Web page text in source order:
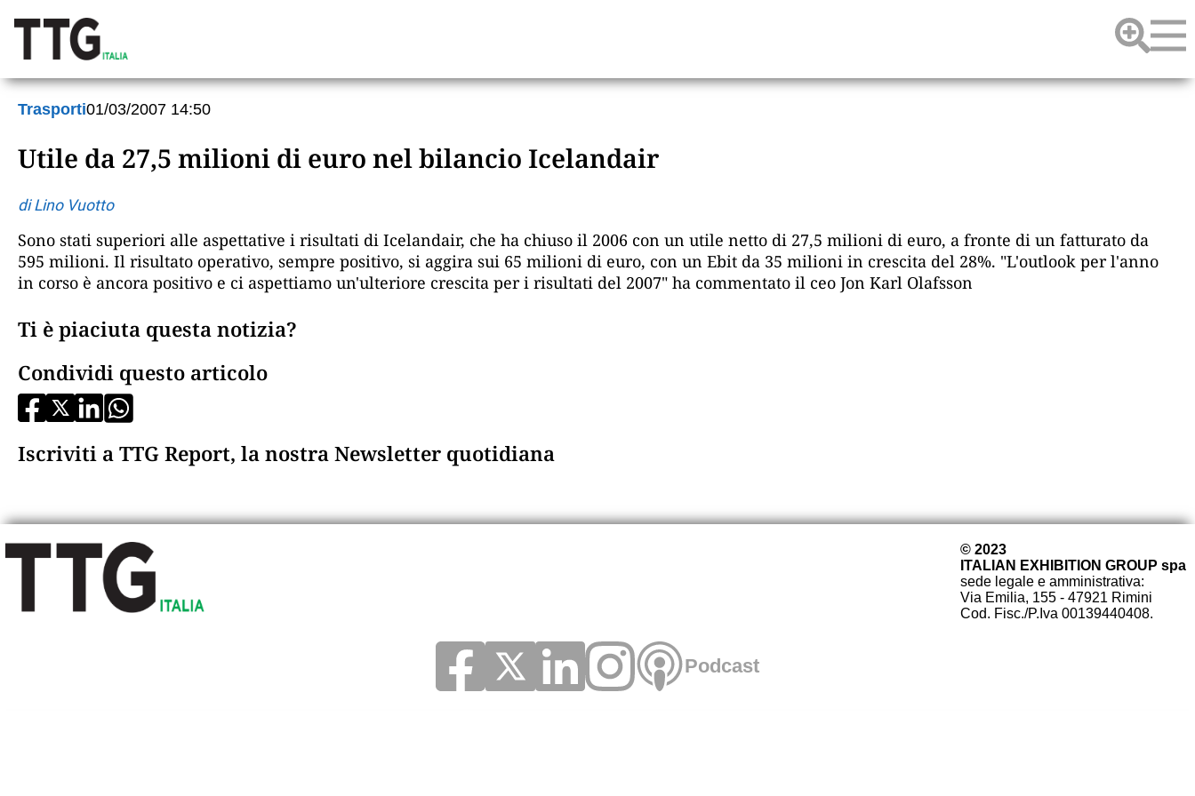
Trasporti01/03/2007 14:50
Utile da 27,5 milioni di euro nel bilancio Icelandair
di Lino Vuotto
Sono stati superiori alle aspettative i risultati di Icelandair, che ha chiuso il 2006 con un utile netto di 27,5 milioni di euro, a fronte di un fatturato da
595 milioni. Il risultato operativo, sempre positivo, si aggira sui 65 milioni di euro, con un Ebit da 35 milioni in crescita del 28%. "L'outlook per l'anno
in corso è ancora positivo e ci aspettiamo un'ulteriore crescita per i risultati del 2007" ha commentato il ceo Jon Karl Olafsson
Ti è piaciuta questa notizia?
Condividi questo articolo
Iscriviti a TTG Report, la nostra Newsletter quotidiana
© 2023
ITALIAN EXHIBITION GROUP spa
sede legale e amministrativa:
Via Emilia, 155 - 47921 Rimini
Cod. Fisc./P.Iva 00139440408.
Podcast